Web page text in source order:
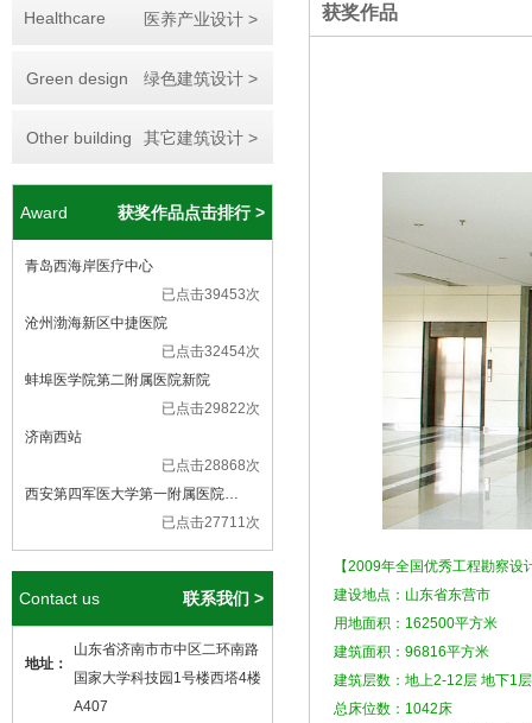
Healthcare 医养产业设计 >
Green design 绿色建筑设计 >
Other building 其它建筑设计 >
Award 获奖作品点击排行 >
青岛西海岸医疗中心
已点击39453次
沧州渤海新区中捷医院
已点击32454次
蚌埠医学院第二附属医院新院
已点击29822次
济南西站
已点击28868次
西安第四军医大学第一附属医院…
已点击27711次
Contact us 联系我们 >
地址：
山东省济南市市中区二环南路
国家大学科技园1号楼西塔4楼
A407
获奖作品
【2009年全国优秀工程勘察
建设地点：山东省东营市
用地面积：162500平方米
建筑面积：96816平方米
建筑层数：地上2-12层 地下1层
总床位数：1042床